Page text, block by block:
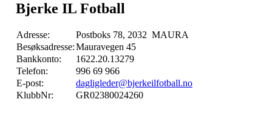
Bjerke IL Fotball
Adresse:
Postboks 78, 2032 MAURA
Besøksadresse:Mauravegen 45
Bankkonto:
1622.20.13279
Telefon:
996 69 966
E-post:
dagligleder@bjerkeilfotball.no
KlubbNr:
GR02380024260